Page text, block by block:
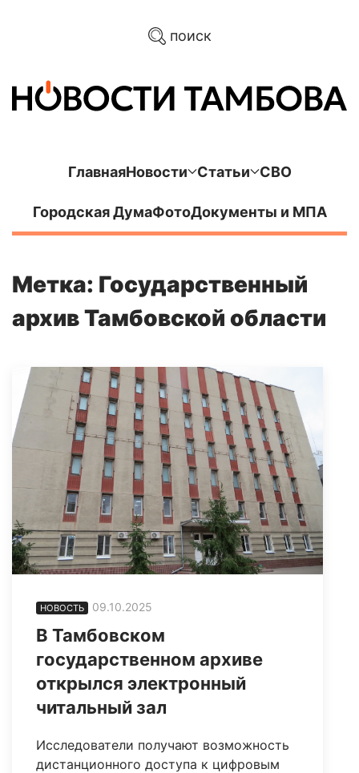
поиск
ГлавнаяНовости Статьи СВО
Городская ДумаФотоДокументы и МПА
Метка: Государственный
архив Тамбовской области
НОВОСТЬ 09.10.2025
В Тамбовском
государственном архиве
открылся электронный
читальный зал
Исследователи получают возможность
дистанционного доступа к цифровым